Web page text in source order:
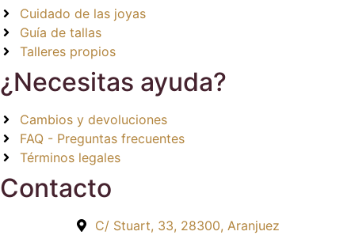
Cuidado de las joyas
Guía de tallas
Talleres propios
¿Necesitas ayuda?
Cambios y devoluciones
FAQ - Preguntas frecuentes
Términos legales
Contacto
C/ Stuart, 33, 28300, Aranjuez